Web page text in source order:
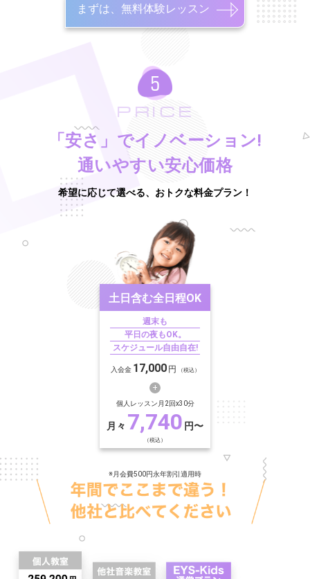
まずは、無料体験レッスン
PRICE
「安さ」でイノベーション!
通いやすい安心価格
希望に応じて選べる、おトクな料金プラン！
土日含む全日程OK
週末も
平日の夜もOK。
スケジュール自由自在!
入会金 17,000 円 （税込）
個人レッスン月2回x30分
月々 7,740 円〜
（税込）
※月会費500円永年割引適用時